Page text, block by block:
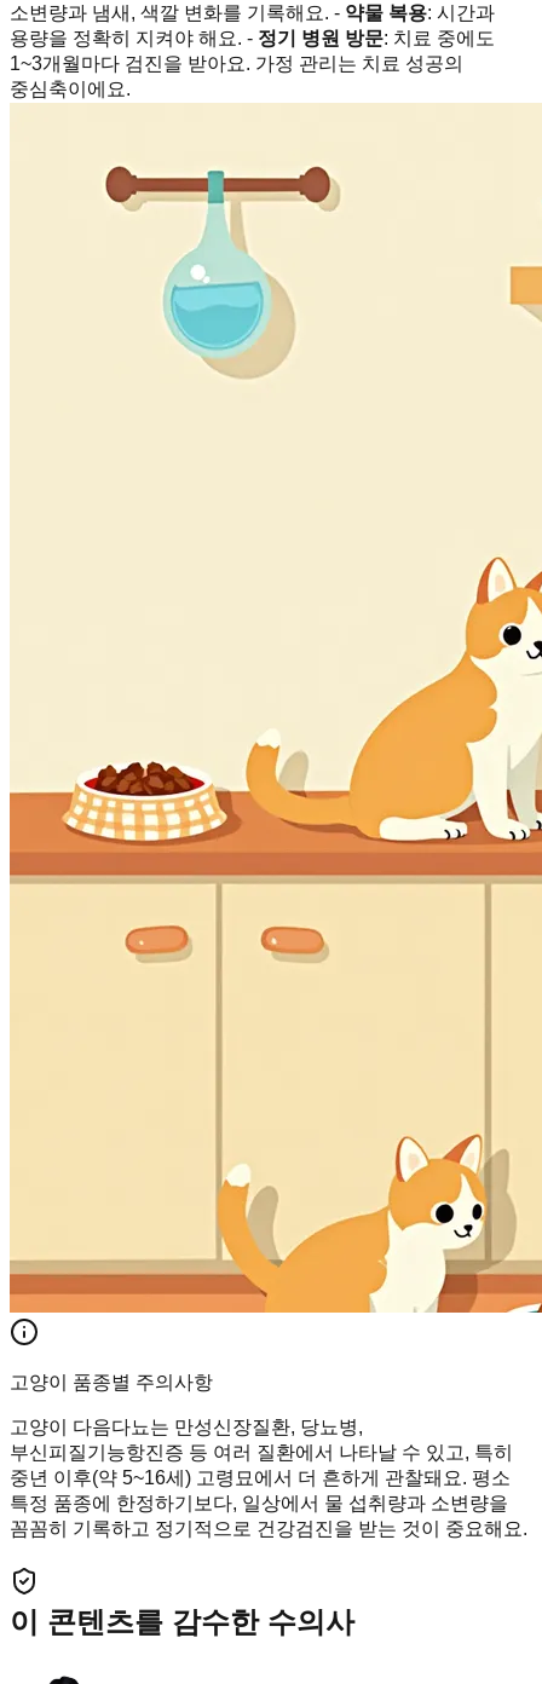
소변량과 냄새, 색깔 변화를 기록해요. - 약물 복용: 시간과
용량을 정확히 지켜야 해요. - 정기 병원 방문: 치료 중에도
1~3개월마다 검진을 받아요. 가정 관리는 치료 성공의
중심축이에요.
고양이 품종별 주의사항
고양이 다음다뇨는 만성신장질환, 당뇨병,
부신피질기능항진증 등 여러 질환에서 나타날 수 있고, 특히
중년 이후(약 5~16세) 고령묘에서 더 흔하게 관찰돼요. 평소
특정 품종에 한정하기보다, 일상에서 물 섭취량과 소변량을
꼼꼼히 기록하고 정기적으로 건강검진을 받는 것이 중요해요.
이 콘텐츠를 감수한 수의사